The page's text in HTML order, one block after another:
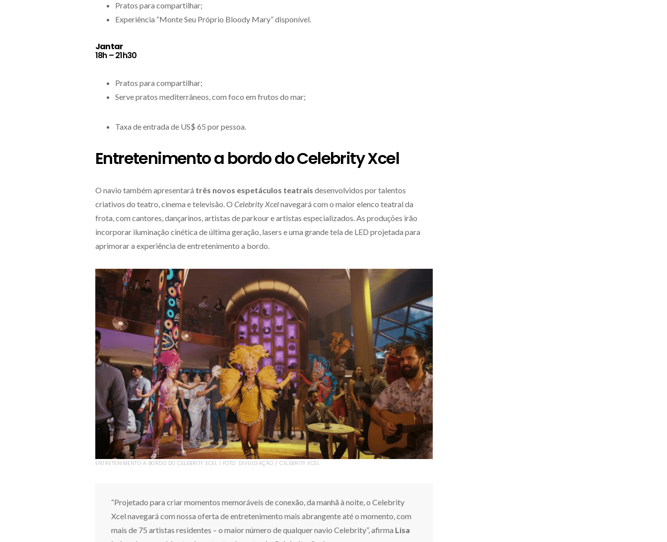
Pratos para compartilhar;
Experiência “Monte Seu Próprio Bloody Mary” disponível.
Jantar
18h – 21h30
Pratos para compartilhar;
Serve pratos mediterrâneos, com foco em frutos do mar;
Taxa de entrada de US$ 65 por pessoa.
Entretenimento a bordo do Celebrity Xcel
O navio também apresentará três novos espetáculos teatrais desenvolvidos por talentos
criativos do teatro, cinema e televisão. O Celebrity Xcelnavegará com o maior elenco teatral da
frota, com cantores, dançarinos, artistas de parkour e artistas especializados. As produções irão
incorporar iluminação cinética de última geração, lasers e uma grande tela de LED projetada para
aprimorar a experiência de entretenimento a bordo.
ENTRETENIMENTO A BORDO DO CELEBRITY XCEL | FOTO: DIVULGAÇÃO / CELEBRITY XCEL
“Projetado para criar momentos memoráveis ​​de conexão, da manhã à noite, o Celebrity
Xcel navegará com nossa oferta de entretenimento mais abrangente até o momento, com
mais de 75 artistas residentes – o maior número de qualquer navio Celebrity”, afirma Lisa